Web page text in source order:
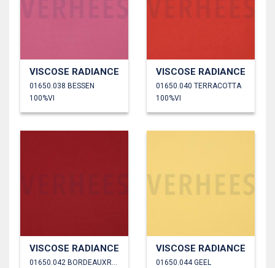
VISCOSE RADIANCE
01650.038 BESSEN
100%VI
VISCOSE RADIANCE
01650.040 TERRACOTTA
100%VI
VISCOSE RADIANCE
01650.042 BORDEAUXROOD
VISCOSE RADIANCE
01650.044 GEEL